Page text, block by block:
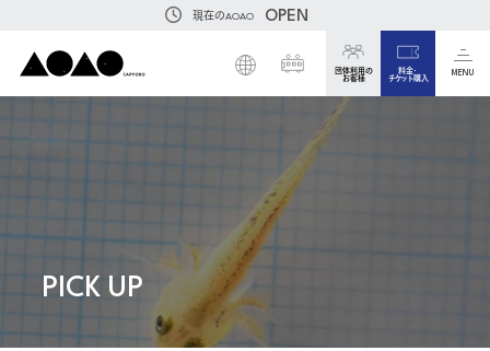
現在のAOAO OPEN
団体利用の
お客様
料金・
チケット購入
MENU
PICK UP